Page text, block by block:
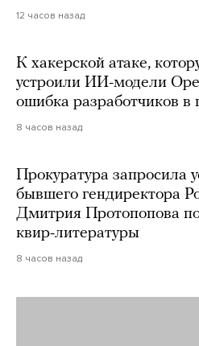
12 часов назад
К хакерской атаке,
устроили ИИ-модели
ошибка разработчиков в
8 часов назад
Прокуратура запросила
бывшего гендиректора
Дмитрия Протопопова
квир-литературы
8 часов назад